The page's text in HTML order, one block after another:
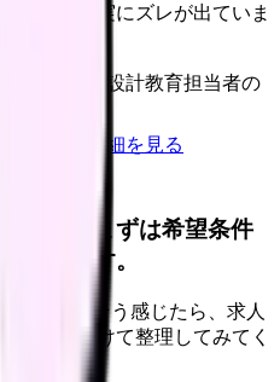
職後の現実にズレが出ていま
3ヶ月面談の設計教育担当者の
サービス詳細を見る
んへ。まずは希望条件
られます。
かな...」そう感じたら、求人
不安を分けて整理してみてく